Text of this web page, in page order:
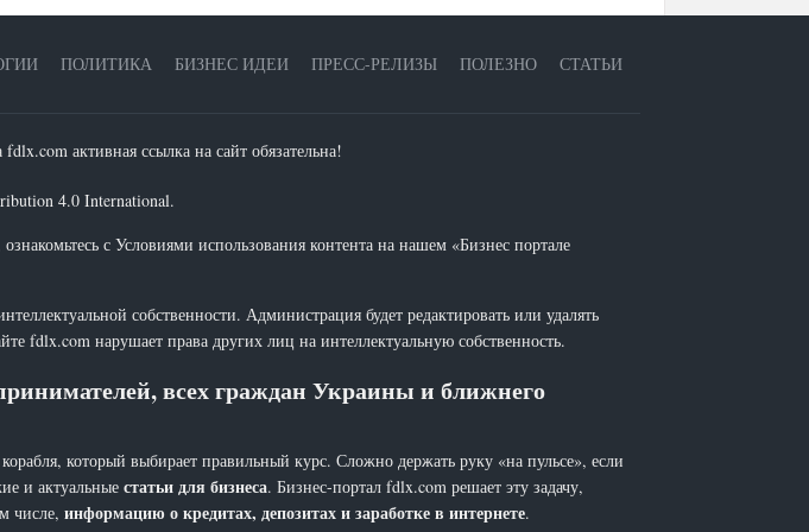
ПОЛИТИКА БИЗНЕС ИДЕИ ПРЕСС-РЕЛИЗЫ ПОЛЕЗНО СТАТЬИ
активная ссылка на сайт обязательна!
4.0 International.
с Условиями использования контента на нашем «Бизнес портале
собственности. Администрация будет редактировать или удалять
fdlx.com нарушает права других лиц на интеллектуальную собственность.
всех граждан Украины и ближнего
который выбирает правильный курс. Сложно держать руку «на пульсе», если
и актуальные статьи для бизнеса. Бизнес-портал fdlx.com решает эту задачу,
числе, информацию о кредитах, депозитах и заработке в интернете.